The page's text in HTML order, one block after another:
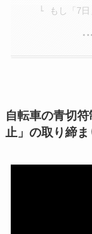
もし「7
自転車の青切
止」の取り締